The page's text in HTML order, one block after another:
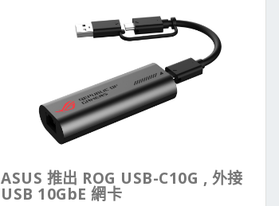
ASUS 推出 ROG USB-C10G , 外接
USB 10GbE 網卡